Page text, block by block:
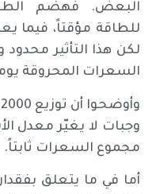
البعض. فهضم
للطاقة مؤقتاً، فيما
لكن هذا التأثير محدود
السعرات المحروقة
وجبات لا يغيّر معدل
مجموع السعرات ثابتاً.
أما في ما يتعلق